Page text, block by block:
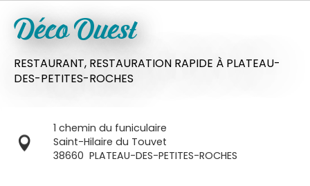
Déco Ouest
RESTAURANT, RESTAURATION RAPIDE À PLATEAU-
DES-PETITES-ROCHES
1 chemin du funiculaire
Saint-Hilaire du Touvet
38660 PLATEAU-DES-PETITES-ROCHES